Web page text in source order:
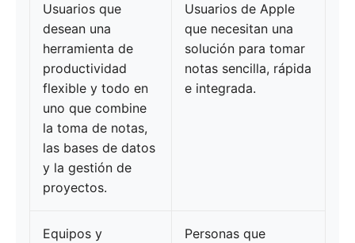
Usuarios que
desean una
herramienta de
productividad
flexible y todo en
uno que combine
la toma de notas,
las bases de datos
y la gestión de
proyectos.
Usuarios de Apple
que necesitan una
solución para tomar
notas sencilla, rápida
e integrada.
Equipos y
Personas que